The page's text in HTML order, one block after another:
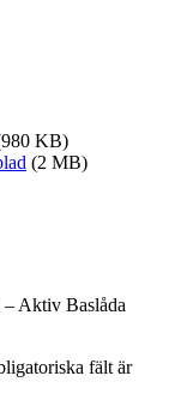
KB)
(2 MB)
– Aktiv Baslåda
fält är